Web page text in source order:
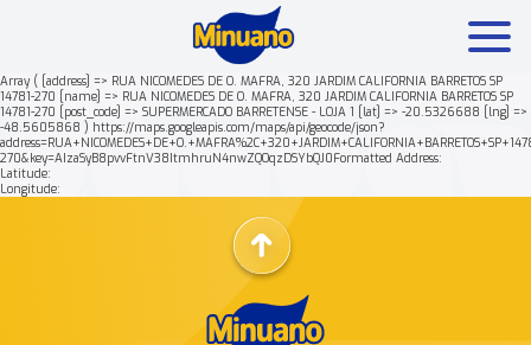
Array ( [address] => RUA NICOMEDES DE O. MAFRA, 320 JARDIM CALIFORNIA BARRETOS SP
14781-270 [name] => RUA NICOMEDES DE O. MAFRA, 320 JARDIM CALIFORNIA BARRETOS SP
14781-270 [post_code] => SUPERMERCADO BARRETENSE - LOJA 1 [lat] => -20.5326688 [lng] =>
-48.5605868 ) https://maps.googleapis.com/maps/api/geocode/json?
270&key=AIzaSyB8pvvFtnV38ItmhruN4nwZQOqzDSYbQJ0Formatted Address:
Latitude:
Longitude:
Mais buscados: Produtos Minuano Rende +
Nossa história